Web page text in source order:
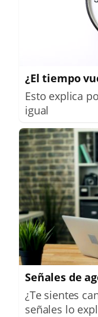
¿El tiempo
Esto explica
igual
Señales de
¿Te sientes
señales lo